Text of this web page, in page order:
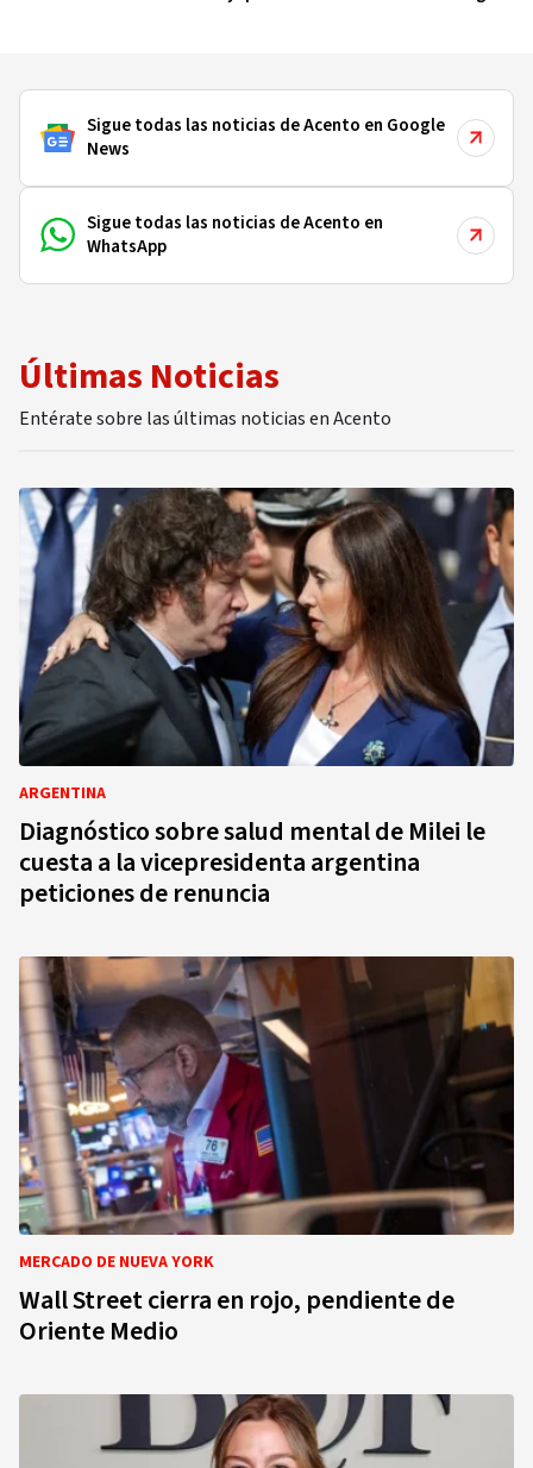
Sigue todas las noticias de Acento en Google
News
Sigue todas las noticias de Acento en
WhatsApp